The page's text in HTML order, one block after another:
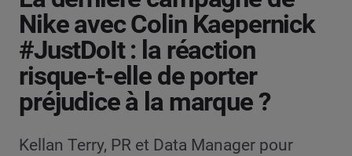
Nike avec Colin Kaepernick
#JustDoIt : la réaction
risque-t-elle de porter
préjudice à la marque ?
Kellan Terry, PR et Data Manager pour